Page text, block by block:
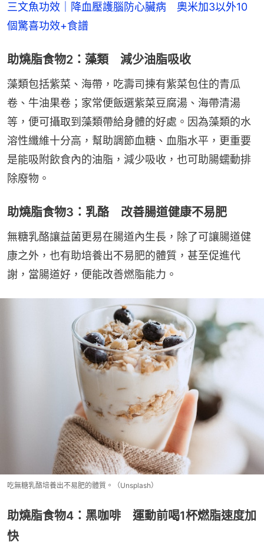
三文魚功效｜降血壓護腦防心臟病　奧米加3以外10
個驚喜功效+食譜
助燒脂食物2：藻類 減少油脂吸收
藻類包括紫菜、海帶，吃壽司揀有紫菜包住的青瓜
卷、牛油果卷；家常便飯選紫菜豆腐湯、海帶清湯
等，便可攝取到藻類帶給身體的好處。因為藻類的水
溶性纖維十分高，幫助調節血糖、血脂水平，更重要
是能吸附飲食內的油脂，減少吸收，也可助腸蠕動排
除廢物。
助燒脂食物3：乳酪 改善腸道健康不易肥
無糖乳酪讓益菌更易在腸道內生長，除了可讓腸道健
康之外，也有助培養出不易肥的體質，甚至促進代
謝，當腸道好，便能改善燃脂能力。
吃無糖乳酪培養出不易肥的體質。（Unsplash）
助燒脂食物4：黑咖啡 運動前喝1杯燃脂速度加
快